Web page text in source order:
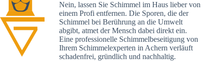
Nein, lassen Sie Schimmel im Haus lieber von
einem Profi entfernen. Die Sporen, die der
Schimmel bei Berührung an die Umwelt
abgibt, atmet der Mensch dabei direkt ein.
Eine professionelle Schimmelbeseitigung von
Ihrem Schimmelexperten in Achern verläuft
schadenfrei, gründlich und nachhaltig.